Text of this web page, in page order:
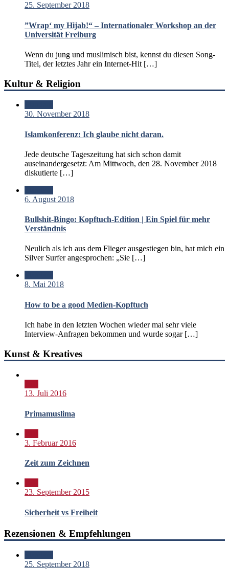
25. September 2018
”Wrap‘ my Hijab!“ – Internationaler Workshop an der
Universität Freiburg
Wenn du jung und muslimisch bist, kennst du diesen Song-
Titel, der letztes Jahr ein Internet-Hit […]
Kultur & Religion
30. November 2018
Islamkonferenz: Ich glaube nicht daran.
Jede deutsche Tageszeitung hat sich schon damit
auseinandergesetzt: Am Mittwoch, den 28. November 2018
diskutierte […]
6. August 2018
Bullshit-Bingo: Kopftuch-Edition | Ein Spiel für mehr
Verständnis
Neulich als ich aus dem Flieger ausgestiegen bin, hat mich ein
Silver Surfer angesprochen: „Sie […]
8. Mai 2018
How to be a good Medien-Kopftuch
Ich habe in den letzten Wochen wieder mal sehr viele
Interview-Anfragen bekommen und wurde sogar […]
Kunst & Kreatives
13. Juli 2016
Primamuslima
3. Februar 2016
Zeit zum Zeichnen
23. September 2015
Sicherheit vs Freiheit
Rezensionen & Empfehlungen
25. September 2018